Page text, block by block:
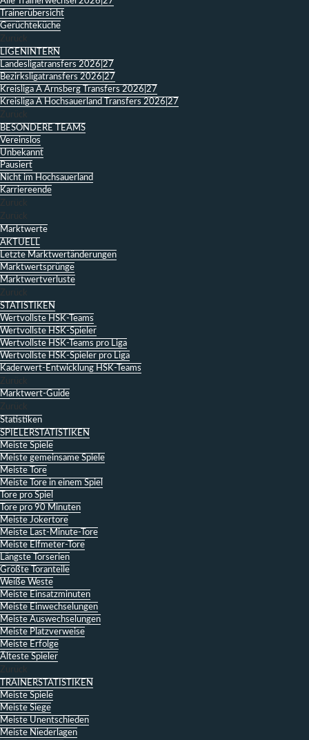
Trainerübersicht
Gerüchteküche
Zurück
LIGENINTERN
Landesligatransfers 2026|27
Bezirksligatransfers 2026|27
Kreisliga A Arnsberg Transfers 2026|27
Kreisliga A Hochsauerland Transfers 2026|27
Zurück
BESONDERE TEAMS
Vereinslos
Unbekannt
Pausiert
Nicht im Hochsauerland
Karriereende
Zurück
Zurück
Marktwerte
AKTUELL
Letzte Marktwertänderungen
Marktwertsprünge
Marktwertverluste
Zurück
STATISTIKEN
Wertvollste HSK-Teams
Wertvollste HSK-Spieler
Wertvollste HSK-Teams pro Liga
Wertvollste HSK-Spieler pro Liga
Kaderwert-Entwicklung HSK-Teams
Zurück
Marktwert-Guide
Zurück
Statistiken
SPIELERSTATISTIKEN
Meiste Spiele
Meiste gemeinsame Spiele
Meiste Tore
Meiste Tore in einem Spiel
Tore pro Spiel
Tore pro 90 Minuten
Meiste Jokertore
Meiste Last-Minute-Tore
Meiste Elfmeter-Tore
Längste Torserien
Größte Toranteile
Weiße Weste
Meiste Einsatzminuten
Meiste Einwechselungen
Meiste Auswechselungen
Meiste Platzverweise
Meiste Erfolge
Älteste Spieler
Zurück
TRAINERSTATISTIKEN
Meiste Spiele
Meiste Siege
Meiste Unentschieden
Meiste Niederlagen